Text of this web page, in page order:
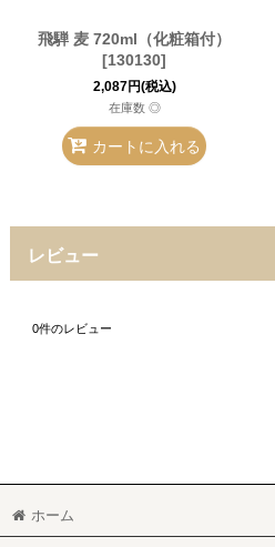
飛騨 麦 720ml（化粧箱付）
[130130]
2,087円(税込)
在庫数 ◎
カートに入れる
レビュー
0件のレビュー
ホーム